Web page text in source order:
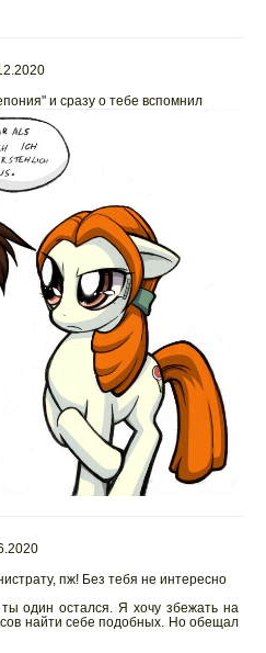
и сразу о тебе вспомнил
пж! Без тебя не интересно
один остался. Я хочу збежать на
найти себе подобных. Но обещал